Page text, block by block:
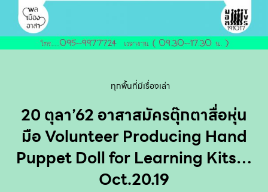
ทุกพื้นที่มีเรื่องเล่า
20 ตุลา’62 อาสาสมัครตุ๊กตาสื่อหุ่น
มือ Volunteer Producing Hand
Puppet Doll for Learning Kits…
Oct.20.19